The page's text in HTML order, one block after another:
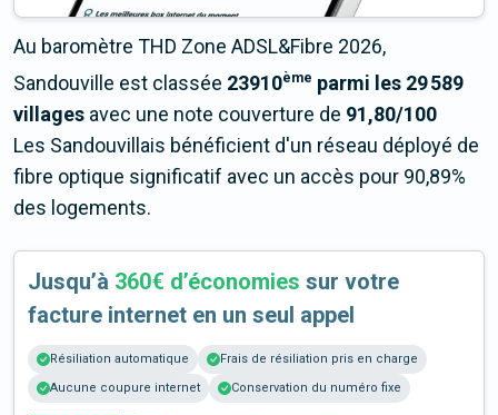
Au baromètre THD Zone ADSL&Fibre 2026,
Sandouville est classée 23910ème parmi les 29 589
villages avec une note couverture de 91,80/100
Les Sandouvillais bénéficient d'un réseau déployé de
fibre optique significatif avec un accès pour 90,89%
des logements.
Jusqu’à 360€ d’économies sur votre
facture internet en un seul appel
Résiliation automatique
Frais de résiliation pris en charge
Aucune coupure internet
Conservation du numéro fixe